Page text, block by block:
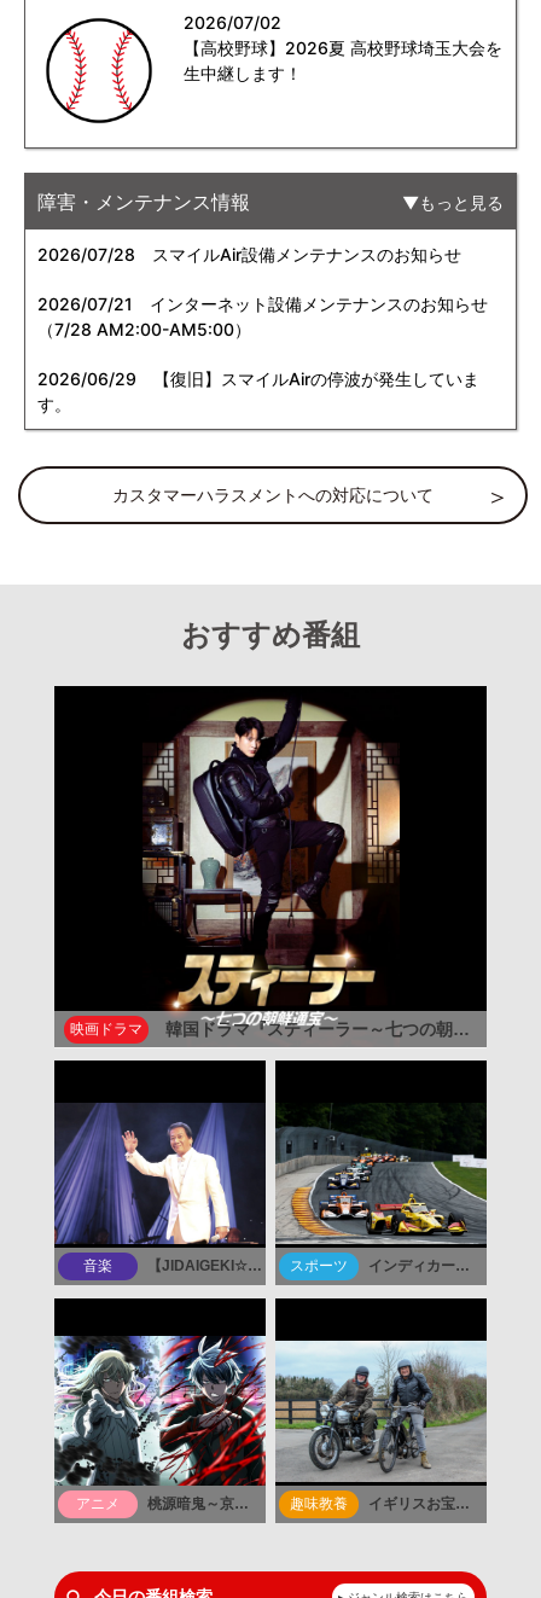
2026/07/02
【高校野球】2026夏 高校野球埼玉大会を
生中継します！
障害・メンテナンス情報 もっと見る
2026/07/28 スマイルAir設備メンテナンスのお知らせ
2026/07/21
インターネット設備メンテナンスのお知らせ
（7/28 AM2:00-AM5:00）
2026/06/29 【復旧】スマイルAirの停波が発生していま
す。
カスタマーハラスメントへの対応について
おすすめ番組